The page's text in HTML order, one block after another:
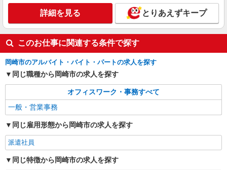
パーソルテンプスタッフ株式会社 中部コーディネートセンター二課
（岡崎）/26-0527303
［岡崎中心地×土日祝休み］歴史の深い老舗企
業で事務＜1600円×即日開始＞
時給1600円
愛知県岡崎市／最寄駅：東岡崎駅 【岡崎市
唐沢町】東岡崎駅から北方面へ歩いて5分程度！
≪車通勤可≫ お車通勤ご希望の方はご自身での駐
車場手配が必要です。
キープ 詳細を見る
派遣社員
パーソルテンプスタッフ株式会社 中部コーディネートセンター二課
時給1600円
詳細を見る とりあえずキープ
このお仕事に関連する条件で探す
岡崎市のアルバイト・バイト・パートの求人を探す
同じ職種から岡崎市の求人を探す
オフィスワーク・事務すべて
一般・営業事務
同じ雇用形態から岡崎市の求人を探す
派遣社員
同じ特徴から岡崎市の求人を探す